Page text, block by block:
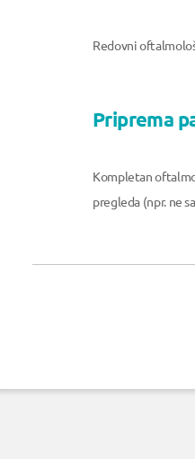
Redovni
Priprema
Kompletan
pregleda (npr. ne